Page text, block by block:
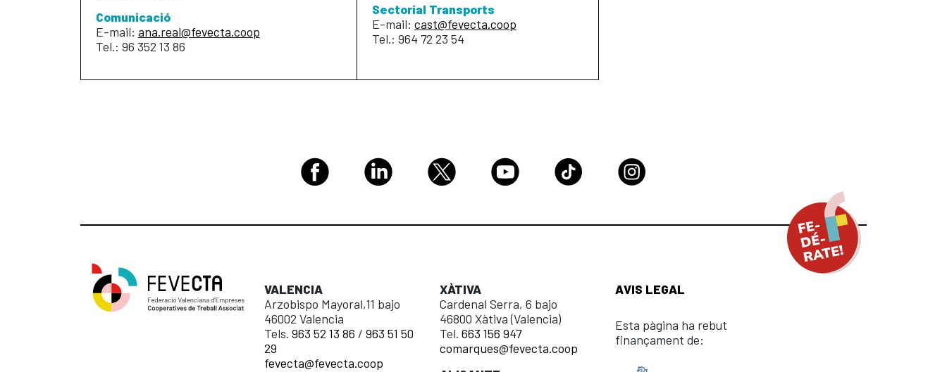
Comunicació
E-mail: ana.real@fevecta.coop
Tel.: 96 352 13 86
Sectorial Transports
E-mail: cast@fevecta.coop
Tel.: 964 72 23 54
VALENCIA
Arzobispo Mayoral,11 bajo
46002 Valencia
Tels. 963 52 13 86 / 963 51 50
29
fevecta@fevecta.coop
XÀTIVA
Cardenal Serra, 6 bajo
46800 Xàtiva (Valencia)
Tel. 663 156 947
comarques@fevecta.coop
AVIS LEGAL
Esta pàgina ha rebut
finançament de: